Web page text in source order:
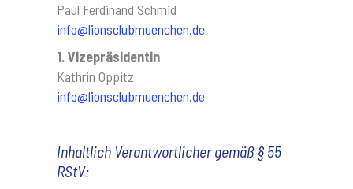
Paul Ferdinand Schmid
info@lionsclubmuenchen.de
1. Vizepräsidentin
Kathrin Oppitz
info@lionsclubmuenchen.de
Inhaltlich Verantwortlicher gemäß § 55
RStV: